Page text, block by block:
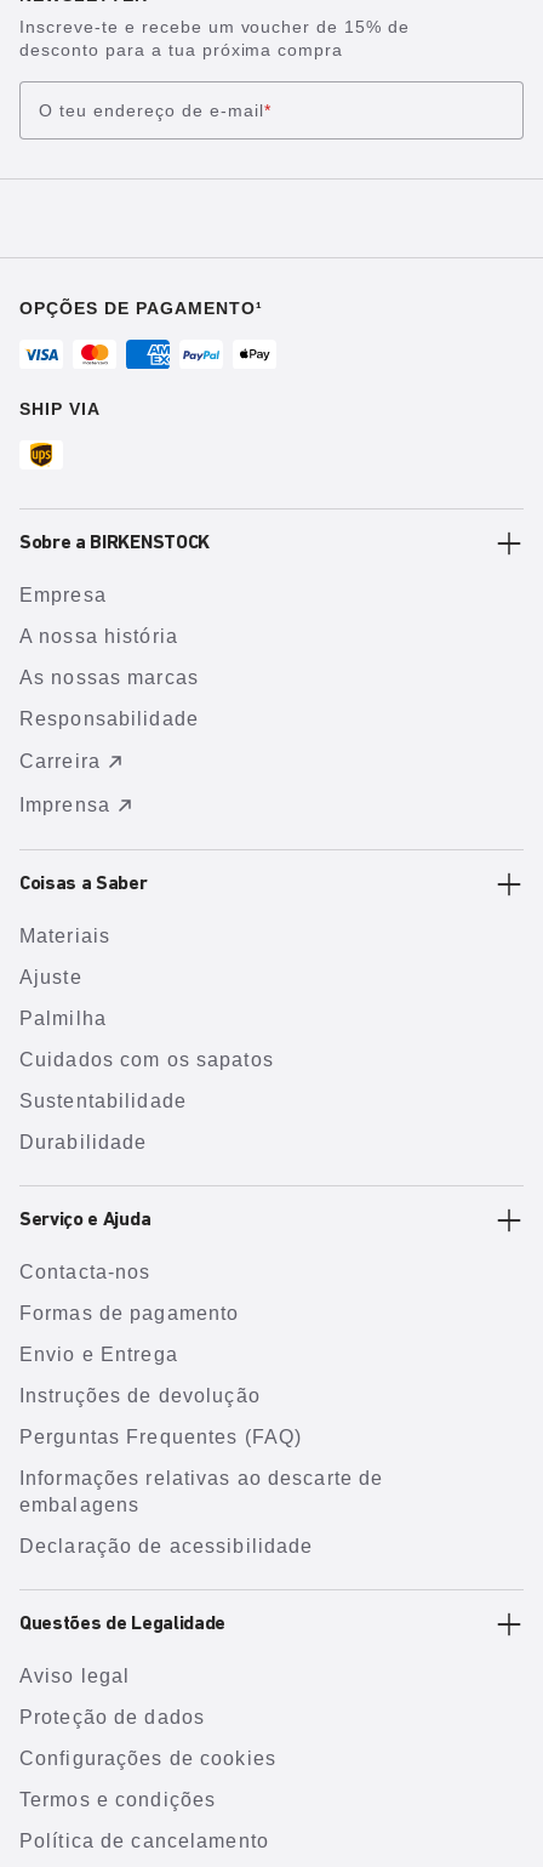
Inscreve-te e recebe um voucher de 15% de
desconto para a tua próxima compra
O teu endereço de e-mail*
OPÇÕES DE PAGAMENTO¹
SHIP VIA
Sobre a BIRKENSTOCK
Empresa
A nossa história
As nossas marcas
Responsabilidade
Carreira
Imprensa
Coisas a Saber
Materiais
Ajuste
Palmilha
Cuidados com os sapatos
Sustentabilidade
Durabilidade
Serviço e Ajuda
Contacta-nos
Formas de pagamento
Envio e Entrega
Instruções de devolução
Perguntas Frequentes (FAQ)
Informações relativas ao descarte de
embalagens
Declaração de acessibilidade
Questões de Legalidade
Aviso legal
Proteção de dados
Configurações de cookies
Termos e condições
Política de cancelamento